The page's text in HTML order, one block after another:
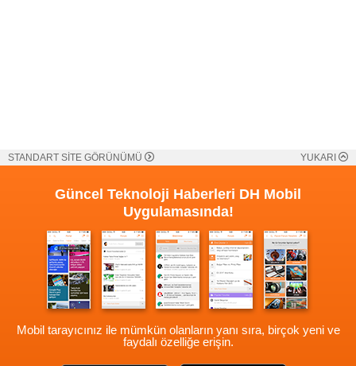
STANDART SİTE GÖRÜNÜMÜ YUKARI
Güncel Teknoloji Haberleri DH Mobil
Uygulamasında!
Mobil tarayıcınız ile mümkün olanların yanı sıra, birçok yeni ve
faydalı özelliğe erişin.